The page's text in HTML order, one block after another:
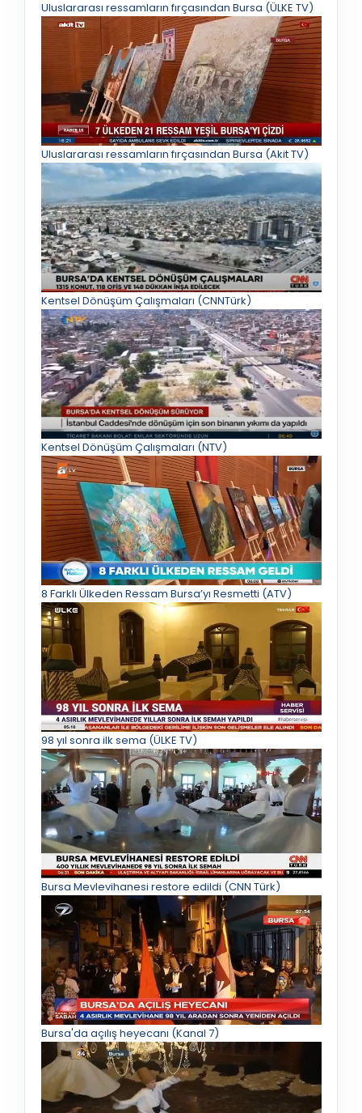
Uluslararası ressamların fırçasından Bursa (ÜLKE TV)
Uluslararası ressamların fırçasından Bursa (Akit TV)
Kentsel Dönüşüm Çalışmaları (CNNTürk)
Kentsel Dönüşüm Çalışmaları (NTV)
8 Farklı Ülkeden Ressam Bursa’yı Resmetti (ATV)
98 yıl sonra ilk sema (ÜLKE TV)
Bursa Mevlevihanesi restore edildi (CNN Türk)
Bursa'da açılış heyecanı (Kanal 7)